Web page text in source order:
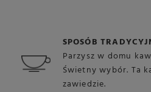
SPOSÓB
Parzysz w domu
Świetny wybór. Ta
zawiedzie.